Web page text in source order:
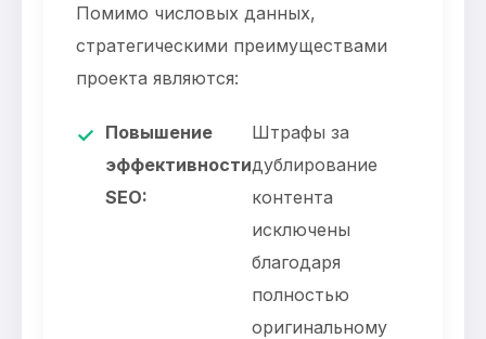
Помимо числовых данных,
стратегическими преимуществами
проекта являются:
✓ Повышение
эффективности
SEO:
Штрафы за
дублирование
контента
исключены
благодаря
полностью
оригинальному